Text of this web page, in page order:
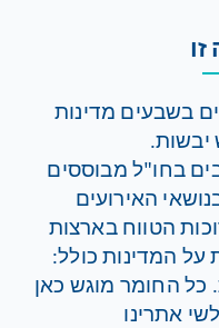
בשבעים מדינות
יבשות.
בחו"ל מבוססים
האירועים
הטווח בארצות
המדינות כולל:
כל החומר מוגש כאן
אתרינו